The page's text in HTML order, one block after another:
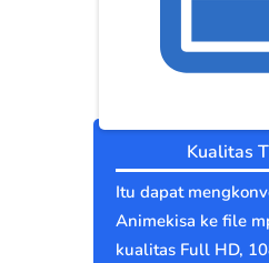
Kualitas
Itu dapat
Animekisa ke file
kualitas Full HD,